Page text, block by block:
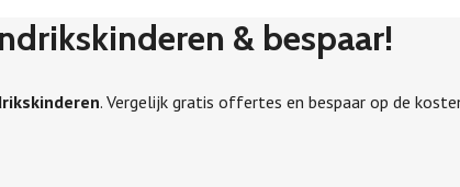
& bespaar!
. Vergelijk gratis offertes en bespaar op de